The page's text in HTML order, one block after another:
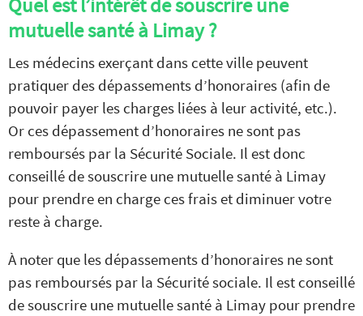
Quel est l’intérêt de souscrire une
mutuelle santé à Limay ?
Les médecins exerçant dans cette ville peuvent
pratiquer des dépassements d’honoraires (afin de
pouvoir payer les charges liées à leur activité, etc.).
Or ces dépassement d’honoraires ne sont pas
remboursés par la Sécurité Sociale. Il est donc
conseillé de souscrire une mutuelle santé à Limay
pour prendre en charge ces frais et diminuer votre
reste à charge.
À noter que les dépassements d’honoraires ne sont
pas remboursés par la Sécurité sociale. Il est conseillé
de souscrire une mutuelle santé à Limay pour prendre